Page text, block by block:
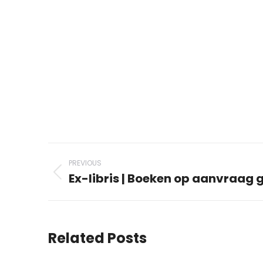
Post
navigation
PREVIOUS
Previous
Ex-libris | Boeken op aanvraag
Related Posts